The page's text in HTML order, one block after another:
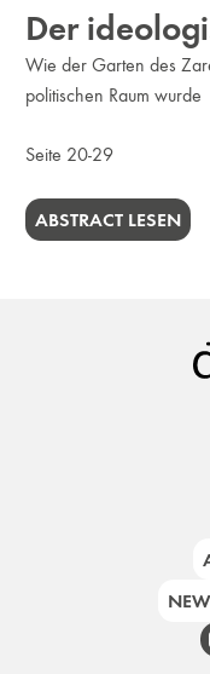
Der
Wie der Garten des
politischen Raum wurde
Seite 20-29
ABSTRACT LESEN